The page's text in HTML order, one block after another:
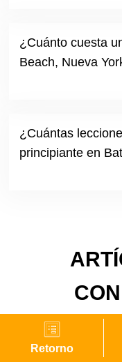
Retorno
¿Cuánto cuesta
Beach, Nueva
¿Cuántas
principiante en